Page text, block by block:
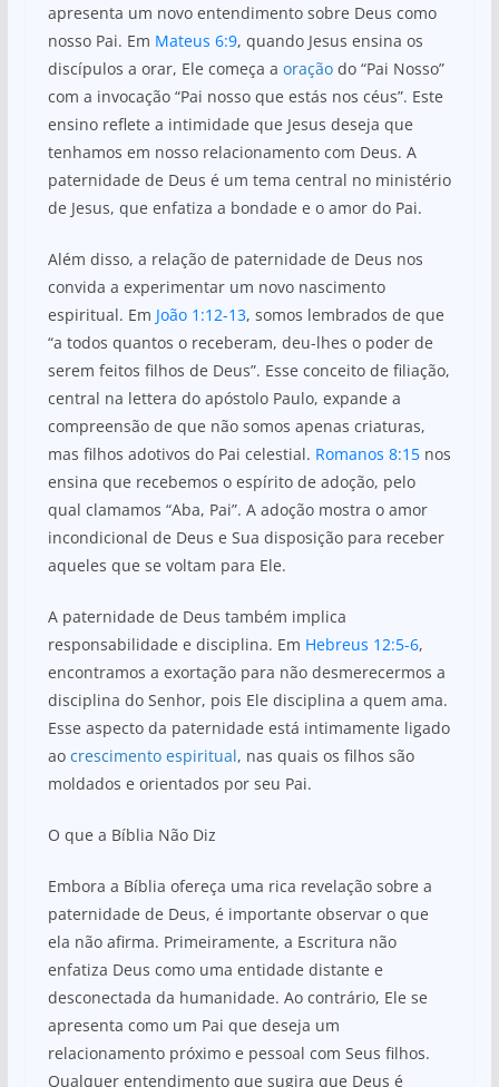
apresenta um novo entendimento sobre Deus como
nosso Pai. Em Mateus 6:9, quando Jesus ensina os
discípulos a orar, Ele começa a oraçãodo “Pai Nosso”
com a invocação “Pai nosso que estás nos céus”. Este
ensino reflete a intimidade que Jesus deseja que
tenhamos em nosso relacionamento com Deus. A
paternidade de Deus é um tema central no ministério
de Jesus, que enfatiza a bondade e o amor do Pai.
Além disso, a relação de paternidade de Deus nos
convida a experimentar um novo nascimento
espiritual. Em João 1:12-13, somos lembrados de que
“a todos quantos o receberam, deu-lhes o poder de
serem feitos filhos de Deus”. Esse conceito de filiação,
central na lettera do apóstolo Paulo, expande a
compreensão de que não somos apenas criaturas,
mas filhos adotivos do Pai celestial. Romanos 8:15nos
ensina que recebemos o espírito de adoção, pelo
qual clamamos “Aba, Pai”. A adoção mostra o amor
incondicional de Deus e Sua disposição para receber
aqueles que se voltam para Ele.
A paternidade de Deus também implica
responsabilidade e disciplina. Em Hebreus 12:5-6,
encontramos a exortação para não desmerecermos a
disciplina do Senhor, pois Ele disciplina a quem ama.
Esse aspecto da paternidade está intimamente ligado
ao crescimento espiritual, nas quais os filhos são
moldados e orientados por seu Pai.
O que a Bíblia Não Diz
Embora a Bíblia ofereça uma rica revelação sobre a
paternidade de Deus, é importante observar o que
ela não afirma. Primeiramente, a Escritura não
enfatiza Deus como uma entidade distante e
desconectada da humanidade. Ao contrário, Ele se
apresenta como um Pai que deseja um
relacionamento próximo e pessoal com Seus filhos.
Qualquer entendimento que sugira que Deus é